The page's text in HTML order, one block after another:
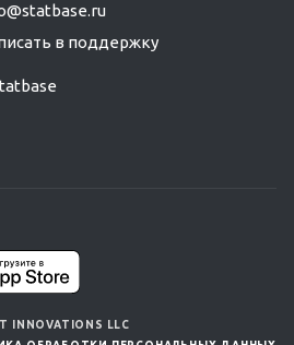
в поддержку
INNOVATIONS LLC